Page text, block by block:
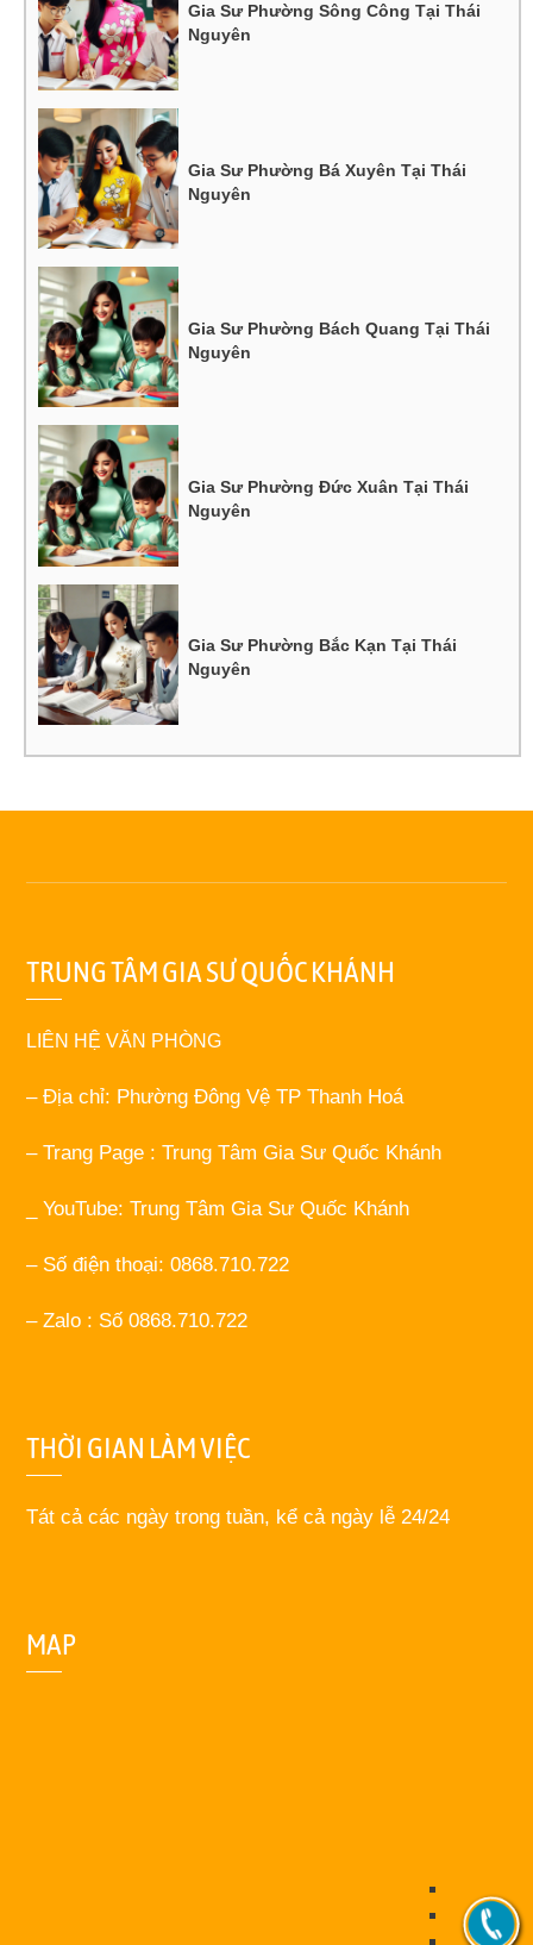
Gia Sư Phường Sông Công Tại Thái
Nguyên
Gia Sư Phường Bá Xuyên Tại Thái
Nguyên
Gia Sư Phường Bách Quang Tại Thái
Nguyên
Gia Sư Phường Đức Xuân Tại Thái
Nguyên
Gia Sư Phường Bắc Kạn Tại Thái
Nguyên
TRUNG TÂM GIA SƯ QUỐC KHÁNH
LIÊN HỆ VĂN PHÒNG
– Địa chỉ: Phường Đông Vệ TP Thanh Hoá
– Trang Page : Trung Tâm Gia Sư Quốc Khánh
_ YouTube: Trung Tâm Gia Sư Quốc Khánh
– Số điện thoại: 0868.710.722
– Zalo : Số 0868.710.722
THỜI GIAN LÀM VIỆC
Tát cả các ngày trong tuần, kể cả ngày lễ 24/24
MAP